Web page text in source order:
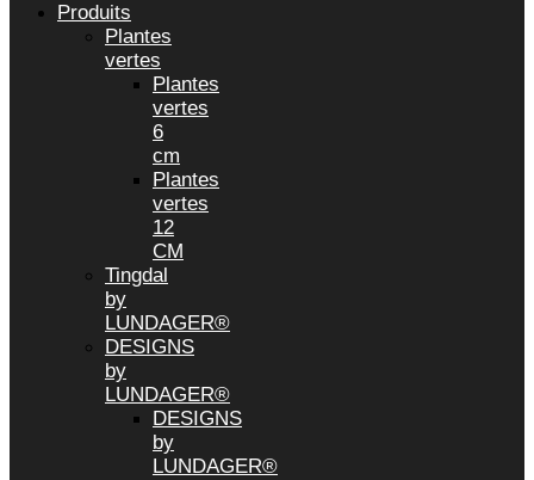
Produits
Plantes
vertes
Plantes
vertes
6
cm
Plantes
vertes
12
CM
Tingdal
by
LUNDAGER®
DESIGNS
by
LUNDAGER®
DESIGNS
by
LUNDAGER®